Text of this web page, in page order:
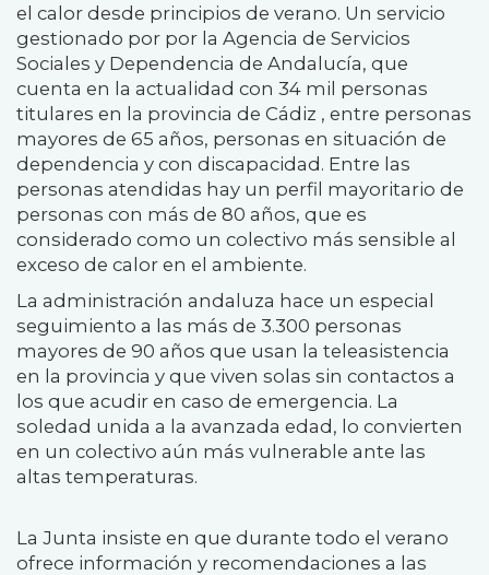
el calor desde principios de verano. Un servicio
gestionado por por la Agencia de Servicios
Sociales y Dependencia de Andalucía, que
cuenta en la actualidad con 34 mil personas
titulares en la provincia de Cádiz , entre personas
mayores de 65 años, personas en situación de
dependencia y con discapacidad. Entre las
personas atendidas hay un perfil mayoritario de
personas con más de 80 años, que es
considerado como un colectivo más sensible al
exceso de calor en el ambiente.
La administración andaluza hace un especial
seguimiento a las más de 3.300 personas
mayores de 90 años que usan la teleasistencia
en la provincia y que viven solas sin contactos a
los que acudir en caso de emergencia. La
soledad unida a la avanzada edad, lo convierten
en un colectivo aún más vulnerable ante las
altas temperaturas.
La Junta insiste en que durante todo el verano
ofrece información y recomendaciones a las